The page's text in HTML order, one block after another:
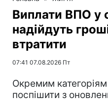
Виплати ВПО у
надійдуть
втратити
07:41 07.08.2026 Пт
Окремим
поспішити з